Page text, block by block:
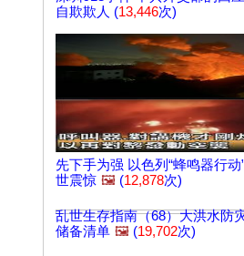
自欺欺人 (13,446次)
先下手为强 以色列“蜂鸣器行动
世震惊 🖼️ (12,878次)
乱世生存指南（68）大洪水防
储备清单 🖼️ (19,702次)